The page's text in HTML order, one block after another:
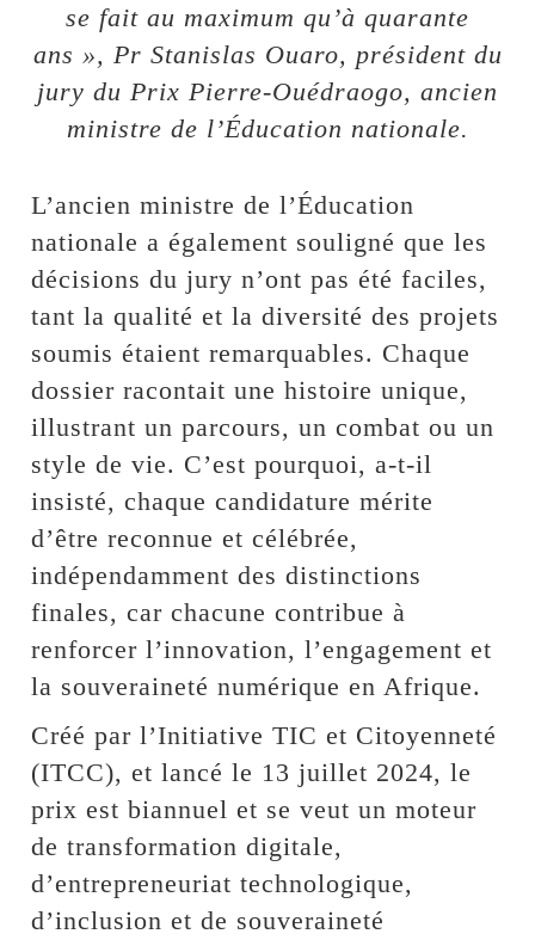
se fait au maximum qu’à quarante
ans », Pr Stanislas Ouaro, président du
jury du Prix Pierre-Ouédraogo, ancien
ministre de l’Éducation nationale.
L’ancien ministre de l’Éducation
nationale a également souligné que les
décisions du jury n’ont pas été faciles,
tant la qualité et la diversité des projets
soumis étaient remarquables. Chaque
dossier racontait une histoire unique,
illustrant un parcours, un combat ou un
style de vie. C’est pourquoi, a-t-il
insisté, chaque candidature mérite
d’être reconnue et célébrée,
indépendamment des distinctions
finales, car chacune contribue à
renforcer l’innovation, l’engagement et
la souveraineté numérique en Afrique.
Créé par l’Initiative TIC et Citoyenneté
(ITCC), et lancé le 13 juillet 2024, le
prix est biannuel et se veut un moteur
de transformation digitale,
d’entrepreneuriat technologique,
d’inclusion et de souveraineté